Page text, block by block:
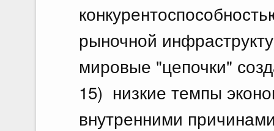
рыночной
мировые "цепочки"
15) низкие темпы
внутренними